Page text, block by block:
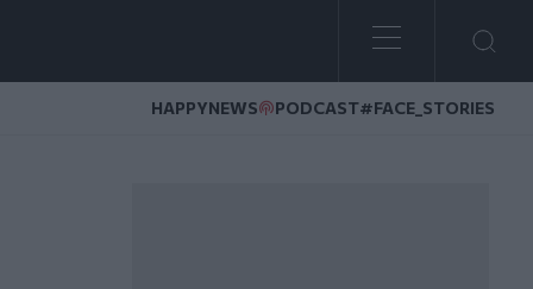
HAPPYNEWS PODCAST#FACE_STORIES